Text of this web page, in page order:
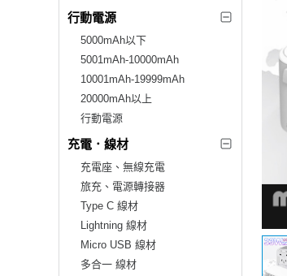
行動電源
5000mAh以下
5001mAh-10000mAh
10001mAh-19999mAh
20000mAh以上
行動電源
充電．線材
充電座、無線充電
旅充、電源轉接器
Type C 線材
Lightning 線材
Micro USB 線材
多合一 線材